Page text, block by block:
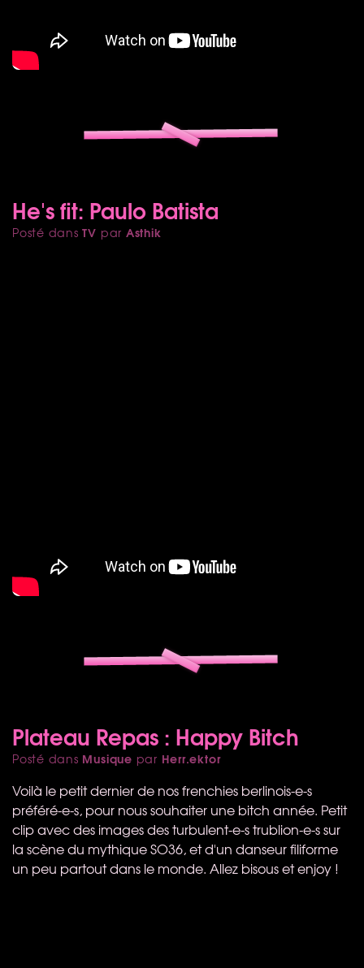
He's fit: Paulo Batista
Posté dansTV par Asthik
Plateau Repas : Happy Bitch
Posté dans Musique par Herr.ektor
Voilà le petit dernier de nos frenchies berlinois-e-s
préféré-e-s, pour nous souhaiter une bitch année. Petit
clip avec des images des turbulent-e-s trublion-e-s sur
la scène du mythique SO36, et d'un danseur filiforme
un peu partout dans le monde. Allez bisous et enjoy !